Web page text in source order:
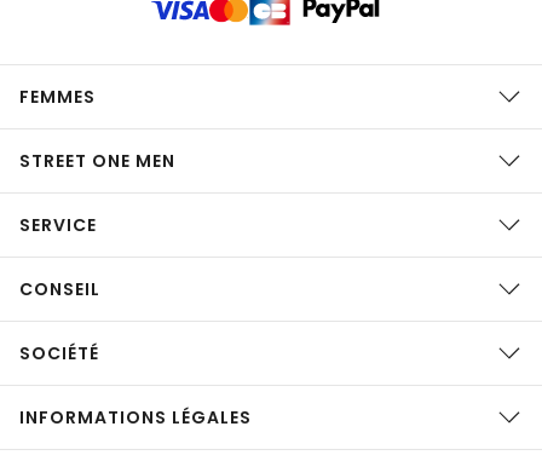
FEMMES
STREET ONE MEN
SERVICE
CONSEIL
SOCIÉTÉ
INFORMATIONS LÉGALES